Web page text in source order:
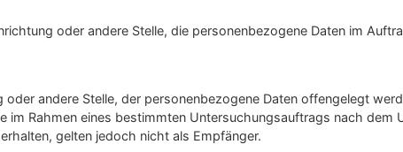
oder andere Stelle, die personenbezogene Daten im
andere Stelle, der personenbezogene Daten offengelegt
Rahmen eines bestimmten Untersuchungsauftrags nach dem
gelten jedoch nicht als Empfänger.